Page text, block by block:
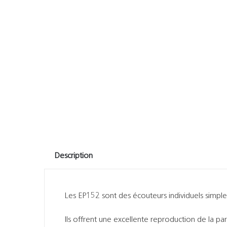
Description
Les EP152 sont des écouteurs individuels
Ils offrent une excellente reproduction de la